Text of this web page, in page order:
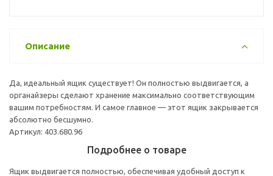
Описание
Да, идеальный ящик существует! Он полностью выдвигается, а
органайзеры сделают хранение максимально соответствующим
вашим потребностям. И самое главное — этот ящик закрывается
абсолютно бесшумно.
Артикул: 403.680.96
Подробнее о товаре
Ящик выдвигается полностью, обеспечивая удобный доступ к